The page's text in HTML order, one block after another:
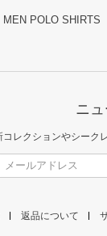
MEN POLO SHIRTS
ニ
コレクションやシーク
返品について